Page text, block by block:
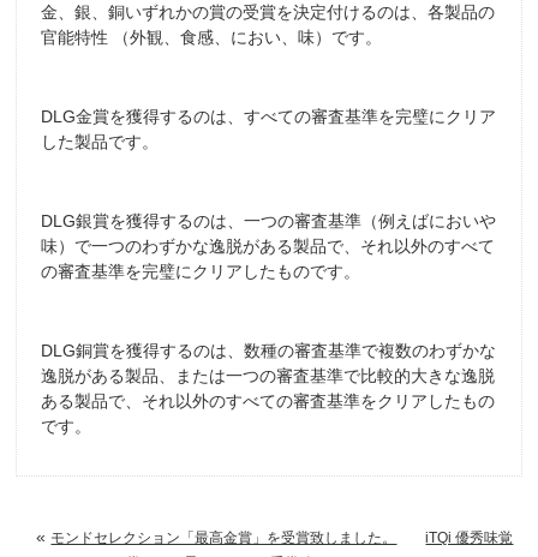
金、銀、銅いずれかの賞の受賞を決定付けるのは、各製品の
官能特性 （外観、食感、におい、味）です。
DLG金賞を獲得するのは、すべての審査基準を完璧にクリア
した製品です。
DLG銀賞を獲得するのは、一つの審査基準（例えばにおいや
味）で一つのわずかな逸脱がある製品で、それ以外のすべて
の審査基準を完璧にクリアしたものです。
DLG銅賞を獲得するのは、数種の審査基準で複数のわずかな
逸脱がある製品、または一つの審査基準で比較的大きな逸脱
ある製品で、それ以外のすべての審査基準をクリアしたもの
です。
« モンドセレクション「最高金賞」を受賞致しました。
iTQi 優秀味覚